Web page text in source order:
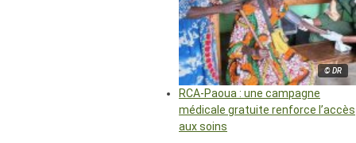
© DR
RCA-Paoua : une campagne
médicale gratuite renforce l’accès
aux soins